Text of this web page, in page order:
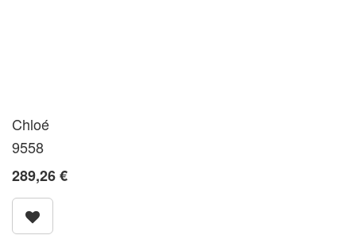
Chloé
9558
289,26€